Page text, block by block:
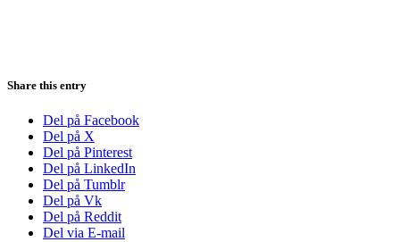
Share this entry
Del på Facebook
Del på X
Del på Pinterest
Del på LinkedIn
Del på Tumblr
Del på Vk
Del på Reddit
Del via E-mail